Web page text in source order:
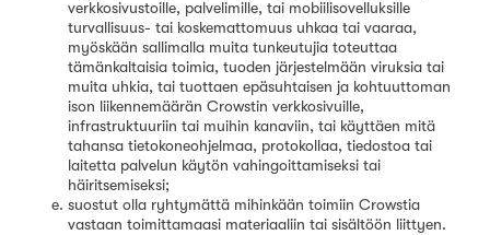
verkkosivustoille, palvelimille, tai mobiilisovelluksille
turvallisuus- tai koskemattomuus uhkaa tai vaaraa,
myöskään sallimalla muita tunkeutujia toteuttaa
tämänkaltaisia toimia, tuoden järjestelmään viruksia tai
muita uhkia, tai tuottaen epäsuhtaisen ja kohtuuttoman
ison liikennemäärän Crowstin verkkosivuille,
infrastruktuuriin tai muihin kanaviin, tai käyttäen mitä
tahansa tietokoneohjelmaa, protokollaa, tiedostoa tai
laitetta palvelun käytön vahingoittamiseksi tai
häiritsemiseksi;
suostut olla ryhtymättä mihinkään toimiin Crowstia
vastaan toimittamaasi materiaaliin tai sisältöön liittyen.